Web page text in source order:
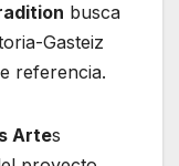
busca
Gasteiz
referencia.
Artes